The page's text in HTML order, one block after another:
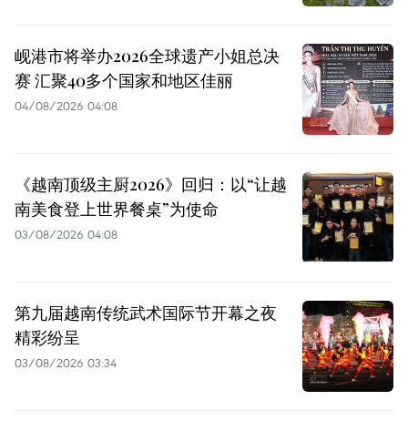
岘港市将举办2026全球遗产小姐总决
赛 汇聚40多个国家和地区佳丽
04/08/2026 04:08
《越南顶级主厨2026》回归：以“让越
南美食登上世界餐桌”为使命
03/08/2026 04:08
第九届越南传统武术国际节开幕之夜
精彩纷呈
03/08/2026 03:34